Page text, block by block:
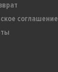
соглашение